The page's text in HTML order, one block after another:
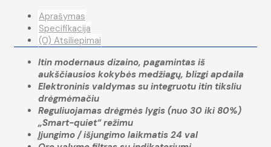
Aprašymas
Specifikacija
(0) Atsiliepimai
Itin modernaus dizaino, pagamintas iš
aukščiausios kokybės medžiagų, blizgi apdaila
Elektroninis valdymas su integruotu itin tiksliu
drėgmėmačiu
Reguliuojamas drėgmės lygis (nuo 30 iki 80%)
„Smart-quiet“ režimu
Įjungimo / išjungimo laikmatis 24 val